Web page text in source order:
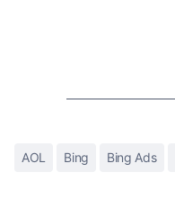
AOL Bing Bing Ads